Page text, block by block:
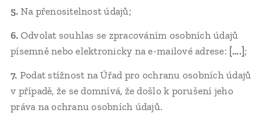
5. Na přenositelnost údajů;
6. Odvolat souhlas se zpracováním osobních údajů
písemně nebo elektronicky na e-mailové adrese: [….] ;
7. Podat stížnost na Úřad pro ochranu osobních údajů
v případě, že se domnívá, že došlo k porušení jeho
práva na ochranu osobních údajů.